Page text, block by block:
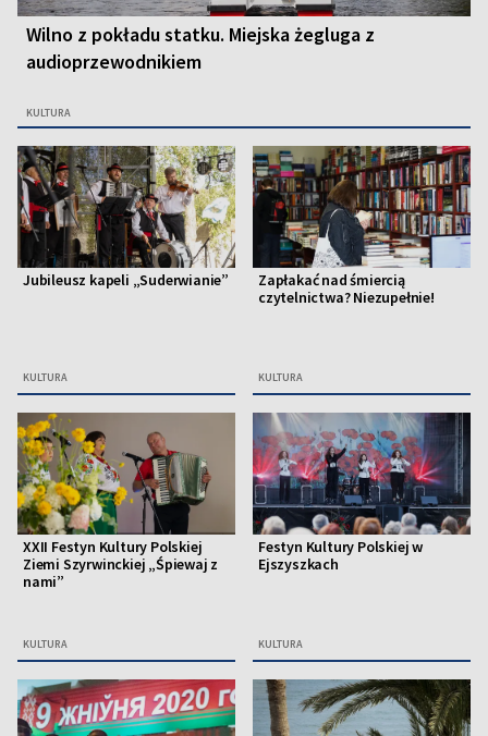
Wilno z pokładu statku. Miejska żegluga z
audioprzewodnikiem
KULTURA
Jubileusz kapeli „Suderwianie”
KULTURA
Zapłakać nad śmiercią
czytelnictwa? Niezupełnie!
KULTURA
XXII Festyn Kultury Polskiej
Ziemi Szyrwinckiej „Śpiewaj z
nami”
KULTURA
Festyn Kultury Polskiej w
Ejszyszkach
KULTURA